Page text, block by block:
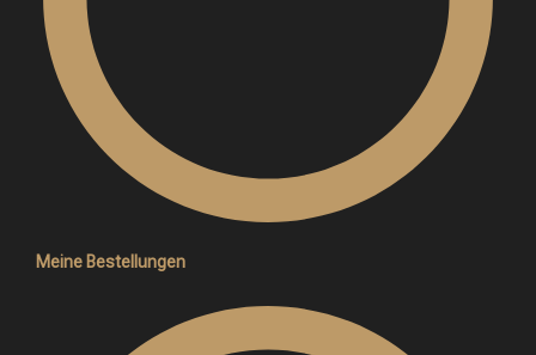
Meine Bestellungen